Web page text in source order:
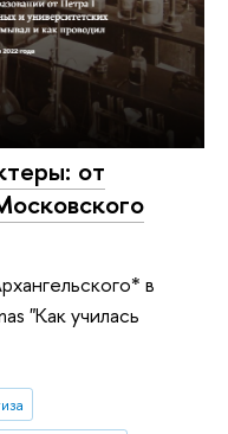
от
в
"Как училась